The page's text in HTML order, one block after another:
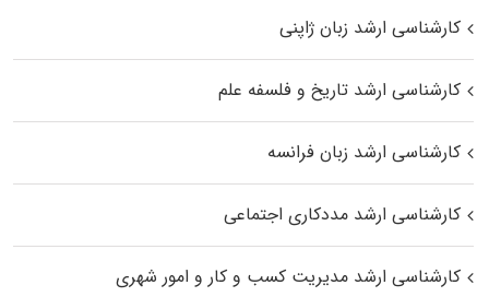
کارشناسی ارشد زبان ژاپنی
کارشناسی ارشد تاریخ و فلسفه علم
کارشناسی ارشد زبان فرانسه
کارشناسی ارشد مددکاری اجتماعی
کارشناسی ارشد مدیریت کسب و کار و امور شهری